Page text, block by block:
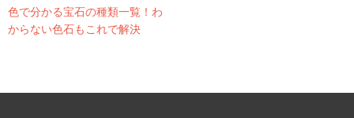
色で分かる宝石の種類一覧！わ
からない色石もこれで解決